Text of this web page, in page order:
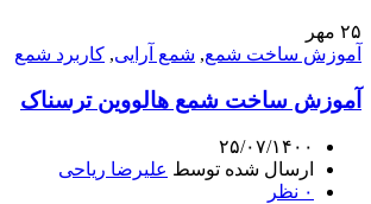
۲۵ مهر
آموزش ساخت شمع, شمع آرایی, کاربرد شمع
آموزش ساخت شمع هالووین ترسناک
۲۵/۰۷/۱۴۰۰
ارسال شده توسط علیرضا ریاحی
۰ نظر